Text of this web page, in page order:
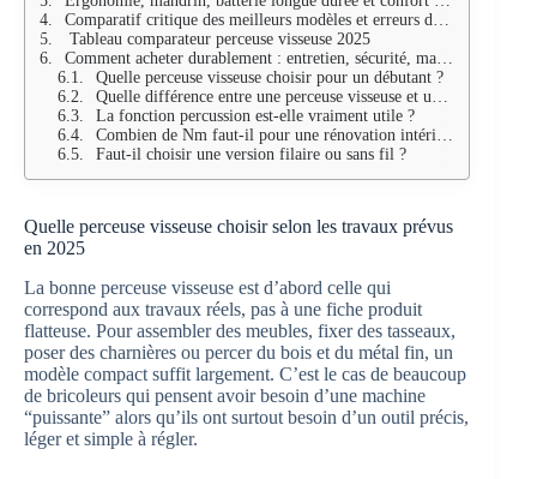
Comparatif critique des meilleurs modèles et erreurs d’achat les plus fréquentes
Tableau comparateur perceuse visseuse 2025
Comment acheter durablement : entretien, sécurité, marques fiables et budget cohérent
Quelle perceuse visseuse choisir pour un débutant ?
Quelle différence entre une perceuse visseuse et une visseuse à choc ?
La fonction percussion est-elle vraiment utile ?
Combien de Nm faut-il pour une rénovation intérieure ?
Faut-il choisir une version filaire ou sans fil ?
Quelle perceuse visseuse choisir selon les travaux prévus
en 2025
La bonne perceuse visseuse est d’abord celle qui
correspond aux travaux réels, pas à une fiche produit
flatteuse. Pour assembler des meubles, fixer des tasseaux,
poser des charnières ou percer du bois et du métal fin, un
modèle compact suffit largement. C’est le cas de beaucoup
de bricoleurs qui pensent avoir besoin d’une machine
“puissante” alors qu’ils ont surtout besoin d’un outil précis,
léger et simple à régler.